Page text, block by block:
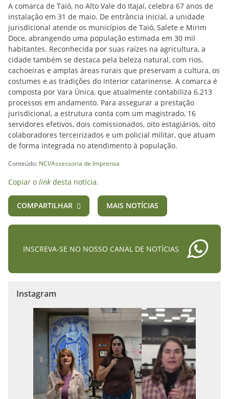
A comarca de Taió, no Alto Vale do Itajaí, celebra 67 anos de
instalação em 31 de maio. De entrância inicial, a unidade
jurisdicional atende os municípios de Taió, Salete e Mirim
Doce, abrangendo uma população estimada em 30 mil
habitantes. Reconhecida por suas raízes na agricultura, a
cidade também se destaca pela beleza natural, com rios,
cachoeiras e amplas áreas rurais que preservam a cultura, os
costumes e as tradições do interior catarinense. A comarca é
composta por Vara Única, que atualmente contabiliza 6.213
processos em andamento. Para assegurar a prestação
jurisdicional, a estrutura conta com um magistrado, 16
servidores efetivos, dois comissionados, oito estagiários, oito
colaboradores terceirizados e um policial militar, que atuam
de forma integrada no atendimento à população.
Conteúdo: NCI/Assessoria de Imprensa
Copiar o link desta notícia.
COMPARTILHAR MAIS NOTÍCIAS
INSCREVA-SE NO NOSSO CANAL DE NOTÍCIAS
Instagram